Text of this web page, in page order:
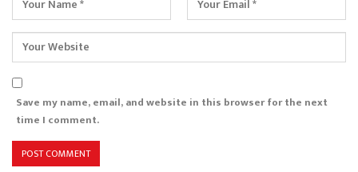
Save my name, email, and website in this browser for the next
time I comment.